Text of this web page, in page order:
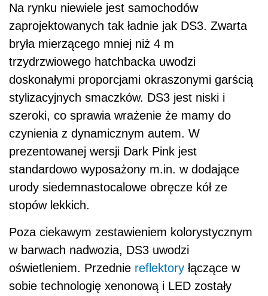
Na rynku niewiele jest samochodów
zaprojektowanych tak ładnie jak DS3. Zwarta
bryła mierzącego mniej niż 4 m
trzydrzwiowego hatchbacka uwodzi
doskonałymi proporcjami okraszonymi garścią
stylizacyjnych smaczków. DS3 jest niski i
szeroki, co sprawia wrażenie że mamy do
czynienia z dynamicznym autem. W
prezentowanej wersji Dark Pink jest
standardowo wyposażony m.in. w dodające
urody siedemnastocalowe obręcze kół ze
stopów lekkich.
Poza ciekawym zestawieniem kolorystycznym
w barwach nadwozia, DS3 uwodzi
oświetleniem. Przednie reflektory łączące w
sobie technologię xenonową i LED zostały